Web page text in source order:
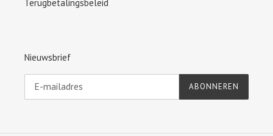
Terugbetalingsbeleid
Nieuwsbrief
ABONNEREN